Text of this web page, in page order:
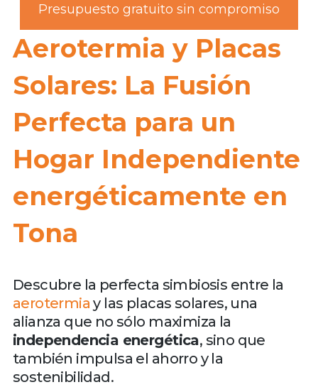
Presupuesto gratuito sin compromiso
Aerotermia y Placas
Solares: La Fusión
Perfecta para un
Hogar Independiente
energéticamente en
Tona
Descubre la perfecta simbiosis entre la
aerotermiay las placas solares, una
alianza que no sólo maximiza la
independencia energética, sino que
también impulsa el ahorro y la
sostenibilidad.